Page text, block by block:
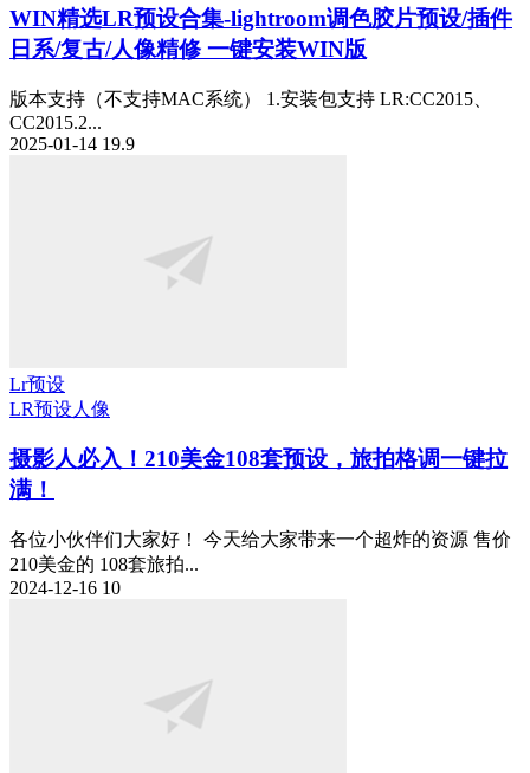
WIN精选LR预设合集-lightroom调色胶片预设/插件
日系/复古/人像精修 一键安装WIN版
版本支持（不支持MAC系统） 1.安装包支持 LR:CC2015、
CC2015.2...
2025-01-14 19.9
Lr预设
LR预设人像
摄影人必入！210美金108套预设，旅拍格调一键拉
满！
​各位小伙伴们大家好！ 今天给大家带来一个超炸的资源 售价
210美金的 108套旅拍...
2024-12-16 10